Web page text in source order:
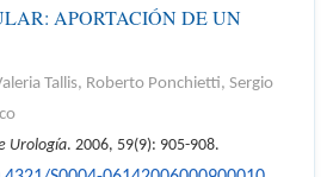
APORTACIÓN DE UN
Tallis, Roberto Ponchietti, Sergio
Urología. 2006, 59(9): 905-908.